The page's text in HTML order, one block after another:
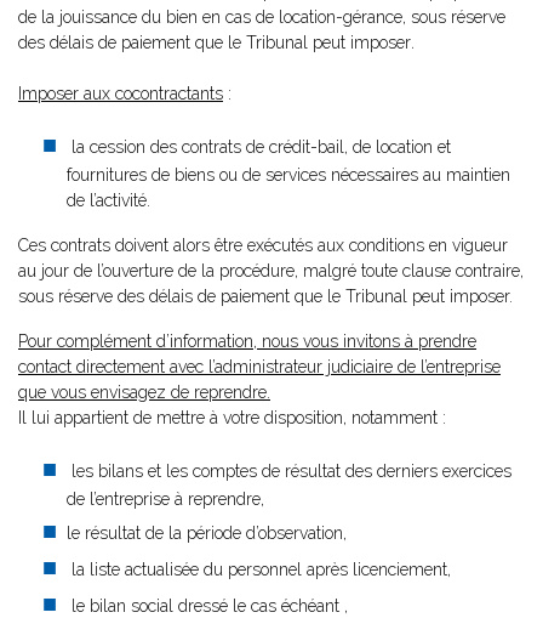
de la jouissance du bien en cas de location-gérance, sous réserve
des délais de paiement que le Tribunal peut imposer.
Imposer aux cocontractants :
la cession des contrats de crédit-bail, de location et
fournitures de biens ou de services nécessaires au maintien
de l’activité.
Ces contrats doivent alors être exécutés aux conditions en vigueur
au jour de l’ouverture de la procédure, malgré toute clause contraire,
sous réserve des délais de paiement que le Tribunal peut imposer.
Pour complément d’information, nous vous invitons à prendre
contact directement avec l’administrateur judiciaire de l’entreprise
que vous envisagez de reprendre.
Il lui appartient de mettre à votre disposition, notamment :
les bilans et les comptes de résultat des derniers exercices
de l’entreprise à reprendre,
le résultat de la période d’observation,
la liste actualisée du personnel après licenciement,
le bilan social dressé le cas échéant ,